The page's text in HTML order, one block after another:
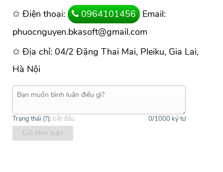
✩ Điện thoại:
0964101456 Email:
phuocnguyen.bkasoft@gmail.com
✩ Địa chỉ: 04/2 Đặng Thai Mai, Pleiku, Gia Lai,
Hà Nội
Trạng thái (?): bắt đầu 0/1000 ký tự
Gửi bình luận